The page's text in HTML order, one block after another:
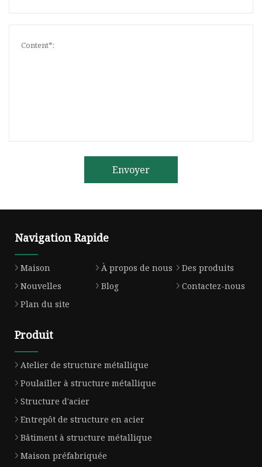
Envoyer
Navigation Rapide
Maison À propos de nous
Des produits
Nouvelles
Blog
Contactez-nous
Plan du site
Produit
Atelier de structure métallique
Poulailler à structure métallique
Structure d'acier
Entrepôt de structure en acier
Bâtiment à structure métallique
Maison préfabriquée